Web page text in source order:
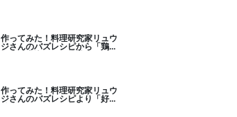
作ってみた！料理研究家リュウ
ジさんのバズレシピから「鶏の
作ってみた！料理研究家リュウ
ジさんのバズレシピより「好み